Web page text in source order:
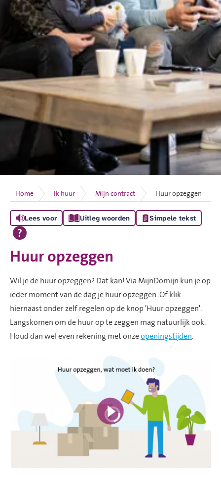
Home Ik huur Mijn contract Huur opzeggen
Lees voor Uitleg woorden Simpele tekst
Huur opzeggen
Wil je de huur opzeggen? Dat kan! Via MijnDomijn kun je op
ieder moment van de dag je huur opzeggen. Of klik
hiernaast onder zelf regelen op de knop 'Huur opzeggen'.
Langskomen om de huur op te zeggen mag natuurlijk ook.
Houd dan wel even rekening met onzeopeningstijden.